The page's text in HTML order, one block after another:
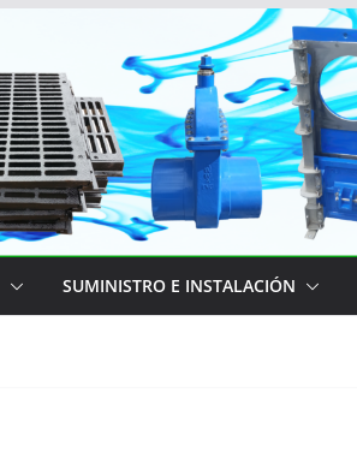
SUMINISTRO E INSTALACIÓN